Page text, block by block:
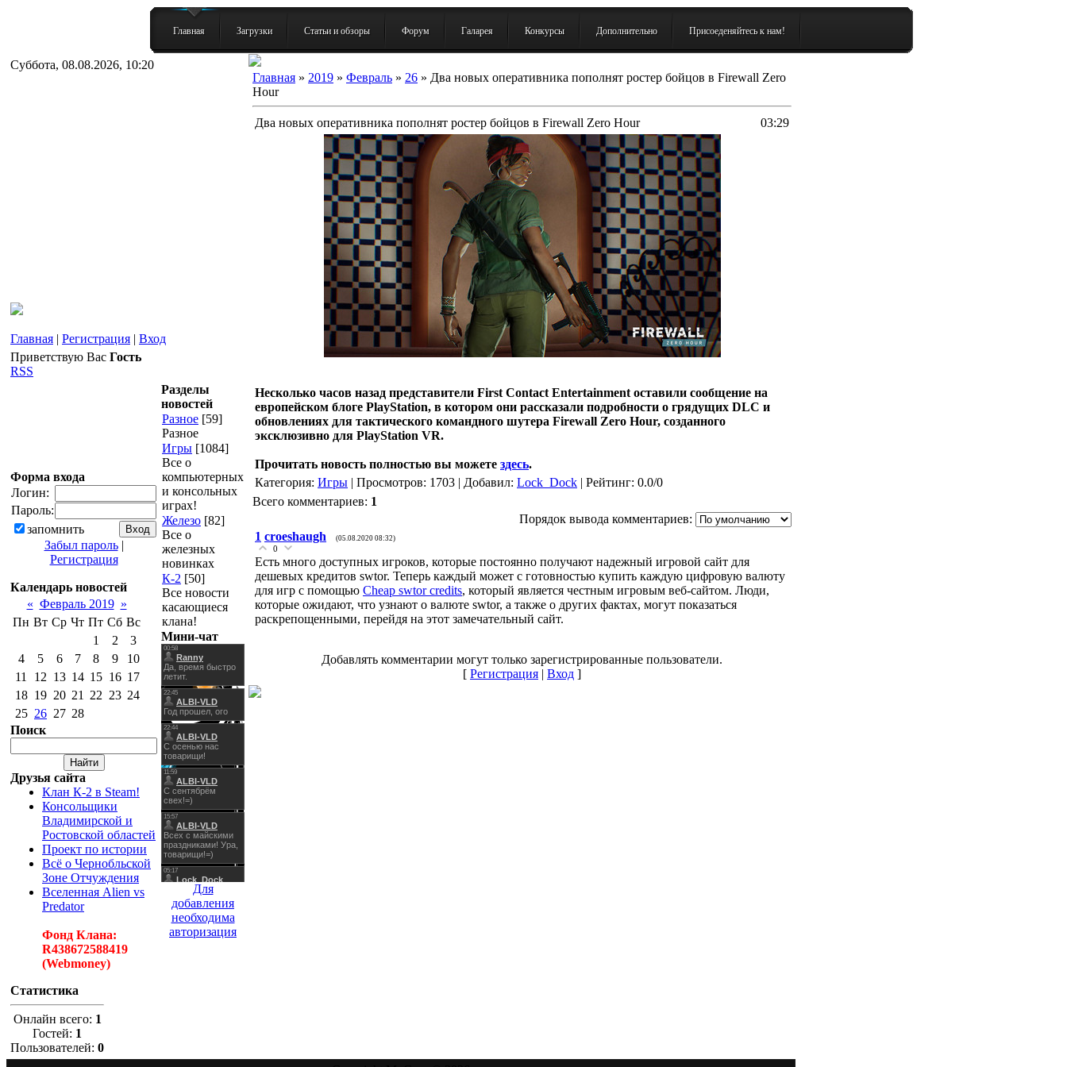
Главная Загрузки Статьи и обзоры Форум Галарея Конкурсы Дополнительно Присоеденяйтесь к нам!
Суббота, 08.08.2026, 10:20
Главная | Регистрация | Вход
Приветствую Вас Гость
RSS
Форма входа
Логин:
Пароль:
запомнить
Забыл пароль|
Регистрация
Календарь новостей
« Февраль 2019 »
Пн Вт Ср Чт Пт Сб Вс
1
2
3
4
5 6 7 8 9
10
11
12 13 14 15 16 17
18 19 20 21 22 23 24
25 26 27 28
Поиск
Друзья сайта
Клан К-2 в Steam!
Консольщики
Владимирской и
Ростовской областей
Проект по истории
Всё о Чернобльской
Зоне Отчуждения
Вселенная Alien vs
Predator
Фонд Клана:
R438672588419
(Webmoney)
Статистика
Онлайн всего: 1
Гостей: 1
Пользователей: 0
Разделы
новостей
Разное [59]
Разное
Игры [1084]
Все о
компьютерных
и консольных
играх!
Железо [82]
Все о
железных
новинках
К-2 [50]
Все новости
касающиеся
клана!
Мини-чат
Для
добавления
необходима
авторизация
Главная » 2019 » Февраль » 26 » Два новых оперативника пополнят ростер бойцов в Firewall Zero
Hour
Два новых оперативника пополнят ростер бойцов в Firewall Zero Hour 03:29
Несколько часов назад представители First Contact Entertainment оставили сообщение на
европейском блоге PlayStation, в котором они рассказали подробности о грядущих DLC и
обновлениях для тактического командного шутера Firewall Zero Hour, созданного
эксклюзивно для PlayStation VR.
Прочитать новость полностью вы можете здесь.
Категория: Игры | Просмотров: 1703 | Добавил: Lock_Dock | Рейтинг: 0.0/0
Всего комментариев: 1
Порядок вывода комментариев:
1 croeshaugh (05.08.2020 08:32)
0
Есть много доступных игроков, которые постоянно получают надежный игровой сайт для
дешевых кредитов swtor. Теперь каждый может с готовностью купить каждую цифровую валюту
для игр с помощью Cheap swtor credits, который является честным игровым веб-сайтом. Люди,
которые ожидают, что узнают о валюте swtor, а также о других фактах, могут показаться
раскрепощенными, перейдя на этот замечательный сайт.
Добавлять комментарии могут только зарегистрированные пользователи.
[ Регистрация | Вход ]